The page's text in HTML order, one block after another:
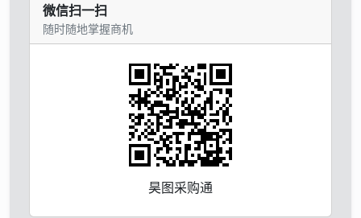
微信扫一扫
随时随地掌握商机
昊图采购通